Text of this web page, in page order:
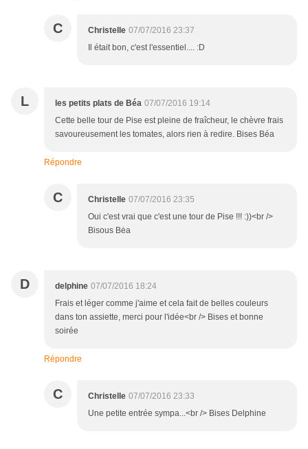
C Christelle 07/07/2016 23:37
Il était bon, c'est l'essentiel.... :D
L les petits plats de Béa 07/07/2016 19:14
Cette belle tour de Pise est pleine de fraîcheur, le chèvre frais
savoureusement les tomates, alors rien à redire. Bises Béa
Répondre
C Christelle 07/07/2016 23:35
Oui c'est vrai que c'est une tour de Pise !!! :))<br />
Bisous Bėa
D delphine 07/07/2016 18:24
Frais et léger comme j'aime et cela fait de belles couleurs
dans ton assiette, merci pour l'idée<br /> Bises et bonne
soirée
Répondre
C Christelle 07/07/2016 23:33
Une petite entrée sympa...<br /> Bises Delphine